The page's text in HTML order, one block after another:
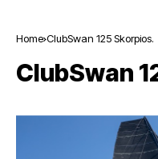
Home ClubSwan 125 Skorpios.
ClubSwan